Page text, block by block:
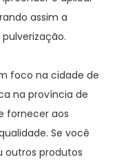
assim a
foco na cidade de
na província de
fornecer aos
Se você
outros produtos